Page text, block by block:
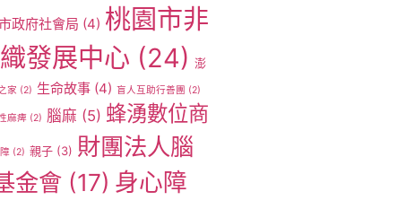
政府社會局 (4) 桃園市非
發展中心 (24) 澎
家 (2) 生命故事 (4) 盲人互助行善團 (2)
麻痺 (2) 腦麻 (5) 蜂湧數位商
(2) 親子 (3) 財團法人腦
金會 (17) 身心障